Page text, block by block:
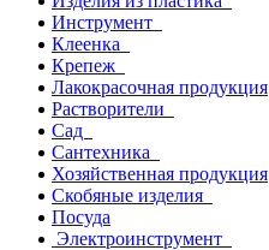
Инструмент
Клеенка
Крепеж
Лакокрасочная продукция
Растворители
Сад
Сантехника
Хозяйственная продукция
Скобяные изделия
Посуда
Электроинструмент